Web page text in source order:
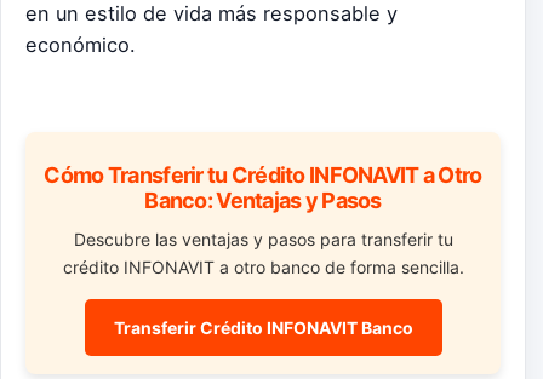
en un estilo de vida más responsable y
económico.
Cómo Transferir tu Crédito INFONAVIT a Otro
Banco: Ventajas y Pasos
Descubre las ventajas y pasos para transferir tu
crédito INFONAVIT a otro banco de forma sencilla.
Transferir Crédito INFONAVIT Banco